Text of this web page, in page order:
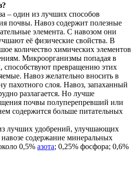
– один из лучших способов
почвы. Навоз содержит полезные
элемента. С навозом они
её физические свойства. В
количество химических элементов
Микроорганизмы попадая в
способствуют превращению этих
Навоз желательно вносить в
пахотного слоя. Навоз, запаханный
разлагается. Но лучше
почвы полуперепревший или
содержится больше питательных
лучших удобрений, улучшающих
содержание минеральных
0,5% азота; 0,25% фосфора; 0,6%